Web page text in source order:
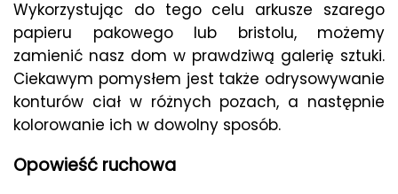
Wykorzystując do tego celu arkusze szarego
papieru pakowego lub bristolu, możemy
zamienić nasz dom w prawdziwą galerię sztuki.
Ciekawym pomysłem jest także odrysowywanie
konturów ciał w różnych pozach, a następnie
kolorowanie ich w dowolny sposób.
Opowieść ruchowa